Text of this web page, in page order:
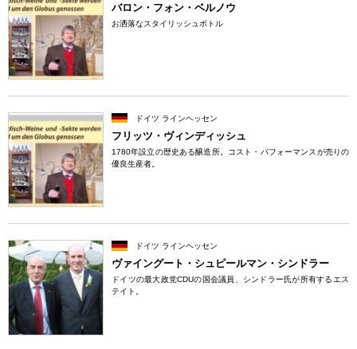
バロン・フォン・ベルノウ
お洒落なスタイリッシュボトル
ドイツ ラインヘッセン
フリッツ・ヴィンディッシュ
1780年設立の歴史ある醸造所。コスト・パフォーマンスが売りの
優良生産者。
ドイツ ラインヘッセン
ヴァイングート・シュピールマン・シンドラー
ドイツの最大政党CDUの国会議員、シンドラー氏が所有するエス
テイト。